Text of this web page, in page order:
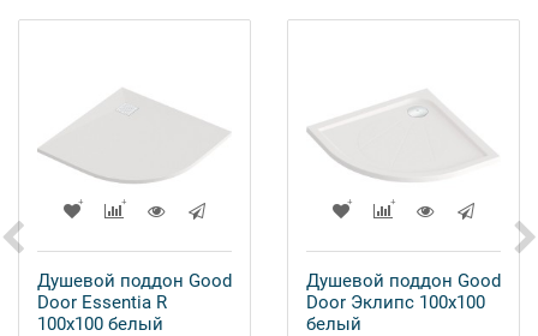
Душевой поддон Good
Door Essentia R
100x100 белый
Душевой поддон Good
Door Эклипс 100x100
белый